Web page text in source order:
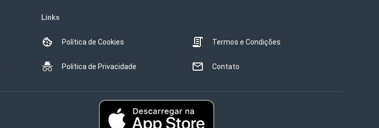
Links
Política de Cookies
Política de Privacidade
Termos e Condições
Contato